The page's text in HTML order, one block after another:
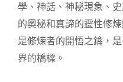
學、神話、神秘現象、
的奧秘和真諦的靈性修
是修煉者的開悟之鑰，
界的橋樑。